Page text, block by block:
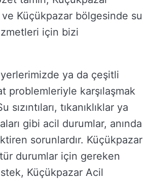
ve Küçükpazar bölgesinde su
için bizi
ya da çeşitli
problemleriyle karşılaşmak
sızıntıları, tıkanıklıklar ya
gibi acil durumlar, anında
sorunlardır. Küçükpazar
durumlar için gereken
Küçükpazar Acil